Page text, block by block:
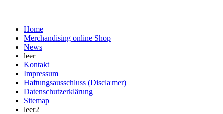
Home
Merchandising online Shop
News
leer
Kontakt
Impressum
Haftungsausschluss (Disclaimer)
Datenschutzerklärung
Sitemap
leer2